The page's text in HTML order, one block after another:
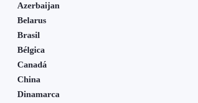
Azerbaijan
Belarus
Brasil
Bélgica
Canadá
China
Dinamarca